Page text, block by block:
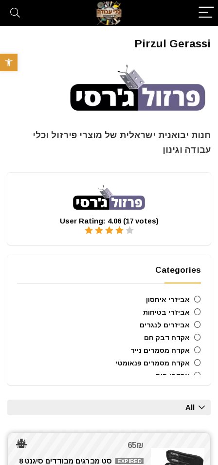
פתח
Pirzul Gerassi
חנות יבואנית ישראלית של מוצרי פירזול וכלי
עבודה וגינון
User Rating: 4.06 (17votes)
Categories
אביזרי איחסון
אביזרי בטיחות
אביזרים לנגרים
אקדח דבק חם
אקדח מסמרים נייד
אקדח מסמרים פנאומטי
אקדחי חום
גוזם גדר חיה
All
65₪
EXPIRED
סט מברגים מבודדים סיגנט 8